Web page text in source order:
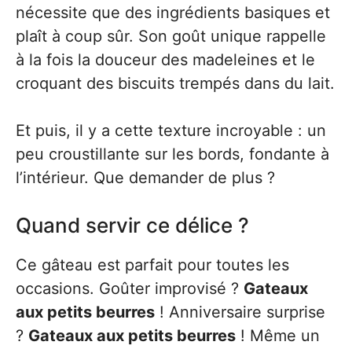
nécessite que des ingrédients basiques et
plaît à coup sûr. Son goût unique rappelle
à la fois la douceur des madeleines et le
croquant des biscuits trempés dans du lait.
Et puis, il y a cette texture incroyable : un
peu croustillante sur les bords, fondante à
l’intérieur. Que demander de plus ?
Quand servir ce délice ?
Ce gâteau est parfait pour toutes les
occasions. Goûter improvisé ? Gateaux
aux petits beurres ! Anniversaire surprise
? Gateaux aux petits beurres ! Même un